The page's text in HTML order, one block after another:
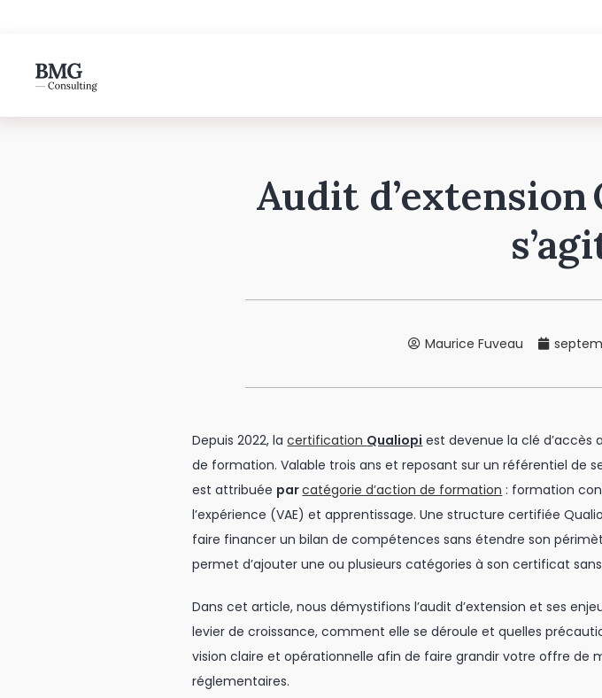
Audit
Maurice Fuveau
Depuis 2022, lacertification Qualiopi est devenue la clé d’accès
de formation. Valable trois ans et reposant sur un référentiel de
est attribuée parcatégorie d’action de formation : formation
l’expérience (VAE) et apprentissage. Une structure certifiée
faire financer un bilan de compétences sans étendre son
permet d’ajouter une ou plusieurs catégories à son certificat
Dans cet article, nous démystifions l’audit d’extension et ses
levier de croissance, comment elle se déroule et quelles
vision claire et opérationnelle afin de faire grandir votre offre de
réglementaires.